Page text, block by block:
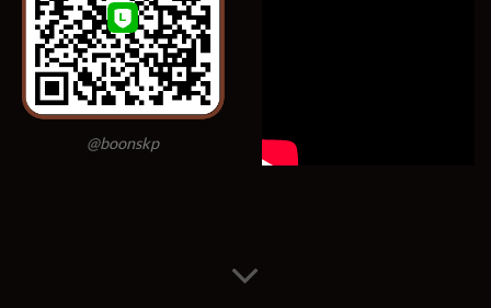
@boonskp